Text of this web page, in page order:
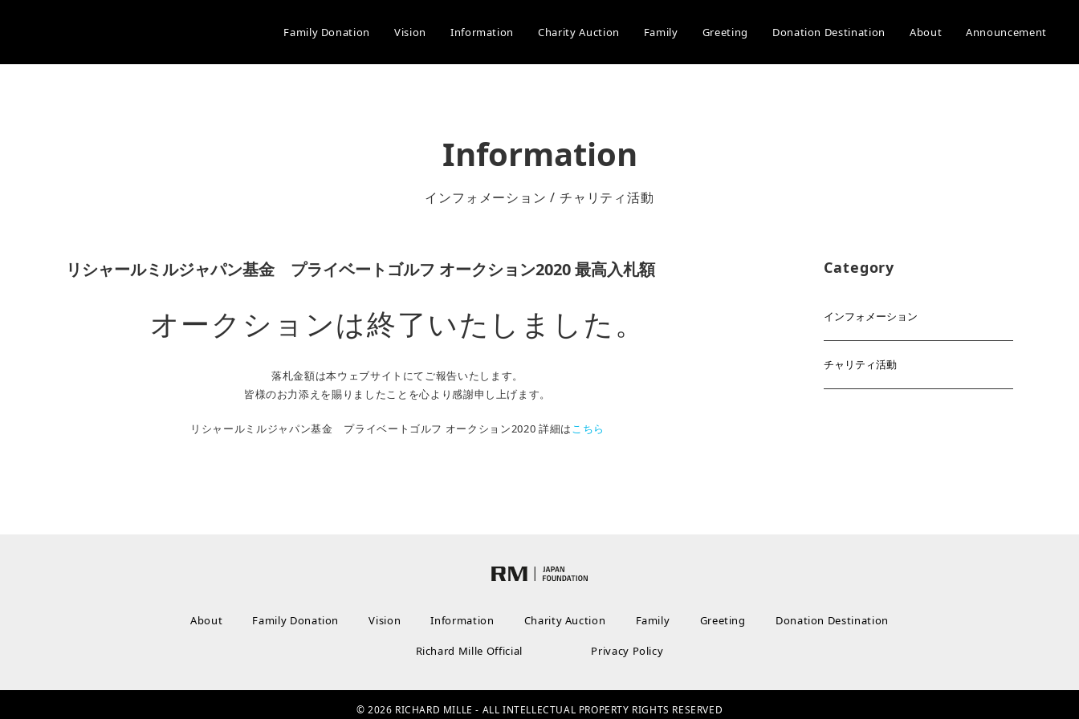
Family Donation Vision Information Charity Auction Family Greeting Donation Destination About Announcement
Information
インフォメーション / チャリティ活動
リシャールミルジャパン基金 プライベートゴルフ オークション2020 最高入札額
オークションは終了いたしました。
落札金額は本ウェブサイトにてご報告いたします。
皆様のお力添えを賜りましたことを心より感謝申し上げます。
リシャールミルジャパン基金 プライベートゴルフ オークション2020 詳細はこちら
Category
インフォメーション
チャリティ活動
About Family Donation Vision Information Charity Auction Family Greeting Donation Destination
Richard Mille Official Privacy Policy
© 2026 RICHARD MILLE - ALL INTELLECTUAL PROPERTY RIGHTS RESERVED